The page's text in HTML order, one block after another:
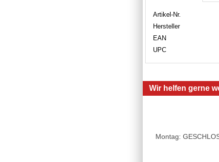
Artikel-Nr.
Hersteller
EAN
UPC
Wir helfen gerne
Montag: